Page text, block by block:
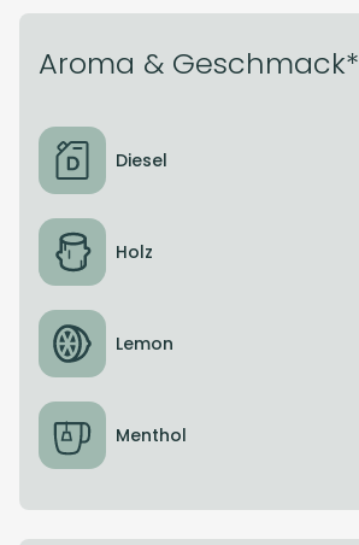
Aroma & Geschmack*
Diesel
Holz
Lemon
Menthol